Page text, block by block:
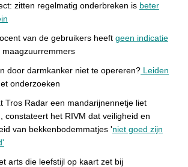
zitten regelmatig onderbreken is beter
van de gebruikers heeft geen indicatie
door darmkanker niet te opereren? Leiden
onderzoeken
Tros Radar een mandarijnennetje liet
constateert het RIVM dat veiligheid en
van bekkenbodemmatjes 'niet goed zijn
arts die leefstijl op kaart zet bij